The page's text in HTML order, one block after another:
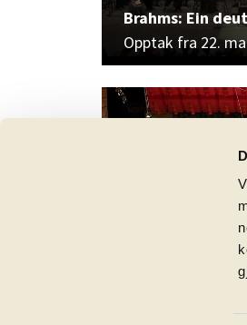
Brahms: Ein
Opptak fra 22.
Mahler: Symfoni
Opptak fra 02.